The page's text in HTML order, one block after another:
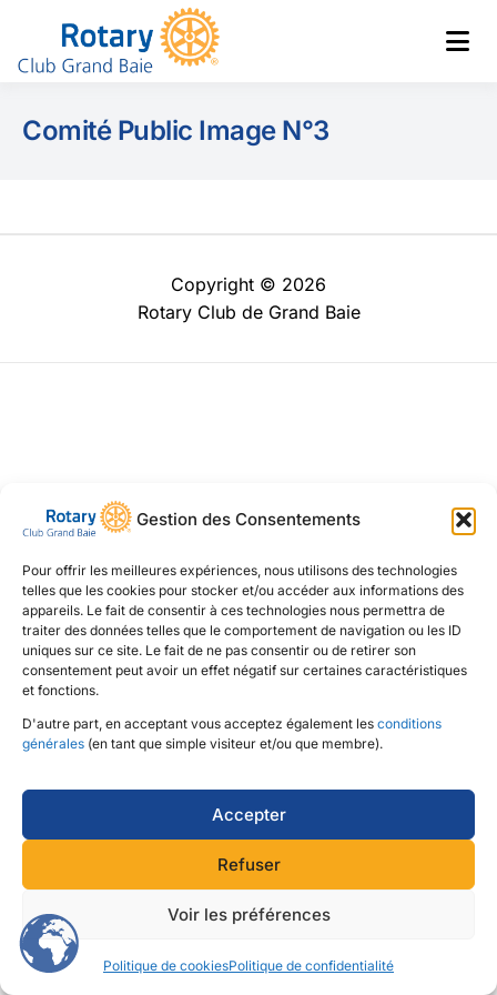
Gestion des Consentements
Pour offrir les meilleures expériences, nous utilisons des technologies
telles que les cookies pour stocker et/ou accéder aux informations des
appareils. Le fait de consentir à ces technologies nous permettra de
traiter des données telles que le comportement de navigation ou les ID
uniques sur ce site. Le fait de ne pas consentir ou de retirer son
consentement peut avoir un effet négatif sur certaines caractéristiques
et fonctions.
D'autre part, en acceptant vous acceptez également les conditions
générales (en tant que simple visiteur et/ou que membre).
Accepter
Refuser
Voir les préférences
Politique de cookiesPolitique de confidentialité
Comité Public Image N°3
Copyright © 2026
Rotary Club de Grand Baie